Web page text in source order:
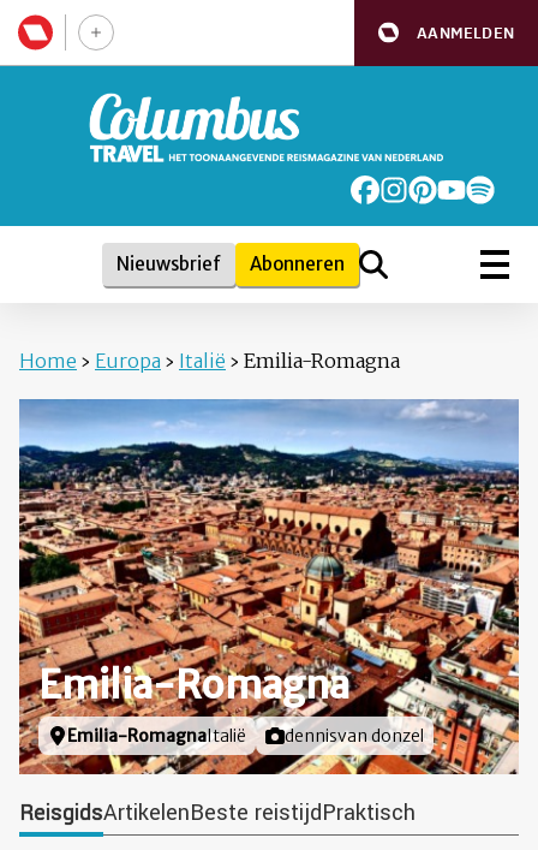
AANMELDEN
Nieuwsbrief Abonneren
Home › Europa › Italië › Emilia-Romagna
Emilia-Romagna
Locatie
Emilia-RomagnaItalië Foto door
dennisvan donzel
ReisgidsArtikelenBeste reistijdPraktisch